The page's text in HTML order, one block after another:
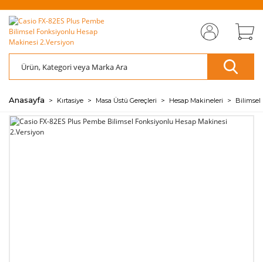
🖱️
KARGO
📦
AZ
ÖDE
ZİYARET EDİN
KARGO
AZ
ÖDE
Anasayfa Kırtasiye Masa Üstü Gereçleri Hesap Makineleri Bilimsel